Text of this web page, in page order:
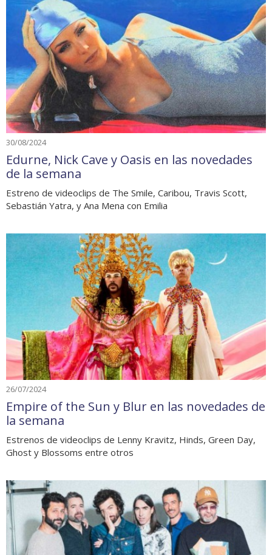
30/08/2024
Edurne, Nick Cave y Oasis en las novedades
de la semana
Estreno de videoclips de The Smile, Caribou, Travis Scott,
Sebastián Yatra, y Ana Mena con Emilia
26/07/2024
Empire of the Sun y Blur en las novedades de
la semana
Estrenos de videoclips de Lenny Kravitz, Hinds, Green Day,
Ghost y Blossoms entre otros